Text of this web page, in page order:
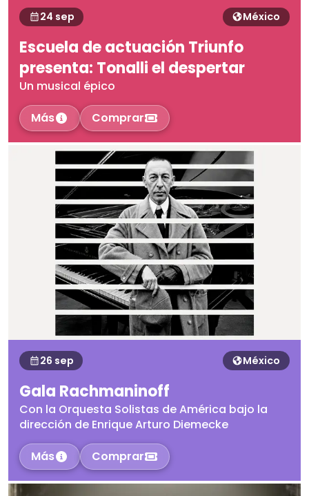
24 sep México
Escuela de actuación Triunfo
presenta: Tonalli el despertar
Un musical épico
Más
Comprar
26 sep México
Gala Rachmaninoff
Con la Orquesta Solistas de América bajo la
dirección de Enrique Arturo Diemecke
Más
Comprar